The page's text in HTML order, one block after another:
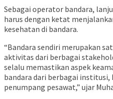
Sebagai operator bandara,
harus dengan ketat
kesehatan di bandara.
“Bandara sendiri merupakan
aktivitas dari berbagai
selalu memastikan aspek
bandara dari berbagai
penumpang pesawat,” ujar